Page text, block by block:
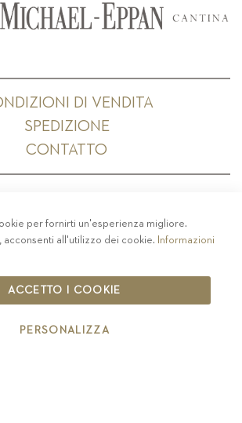
DI VENDITA
SPEDIZIONE
CONTATTO
- COOKIE POLICY
CODICE ETICO
IT00126670215
per fornirti un'esperienza migliore.
acconsenti all'utilizzo dei cookie. Informazioni
ACCETTO I COOKIE
PERSONALIZZA